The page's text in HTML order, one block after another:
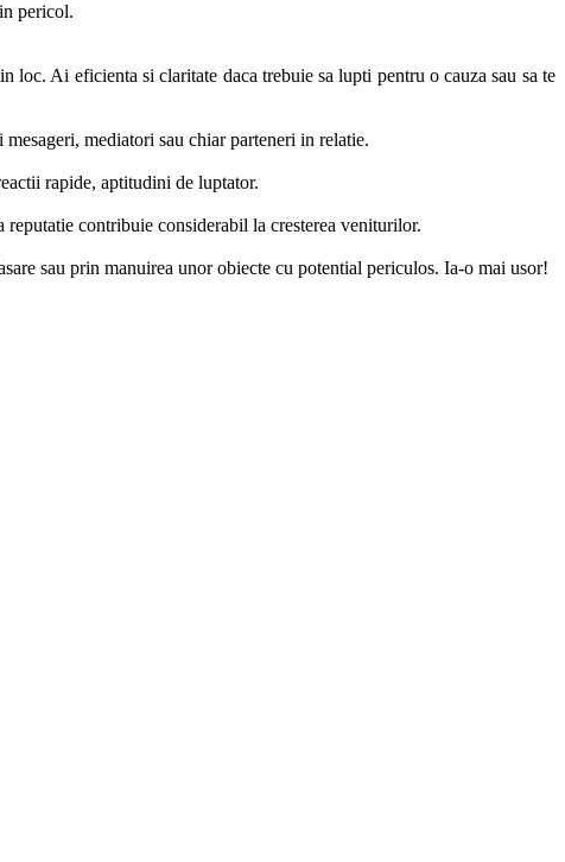
pericol.
Ai eficienta si claritate daca trebuie sa lupti pentru o cauza sau sa te
mediatori sau chiar parteneri in relatie.
rapide, aptitudini de luptator.
contribuie considerabil la cresterea veniturilor.
sau prin manuirea unor obiecte cu potential periculos. Ia-o mai usor!